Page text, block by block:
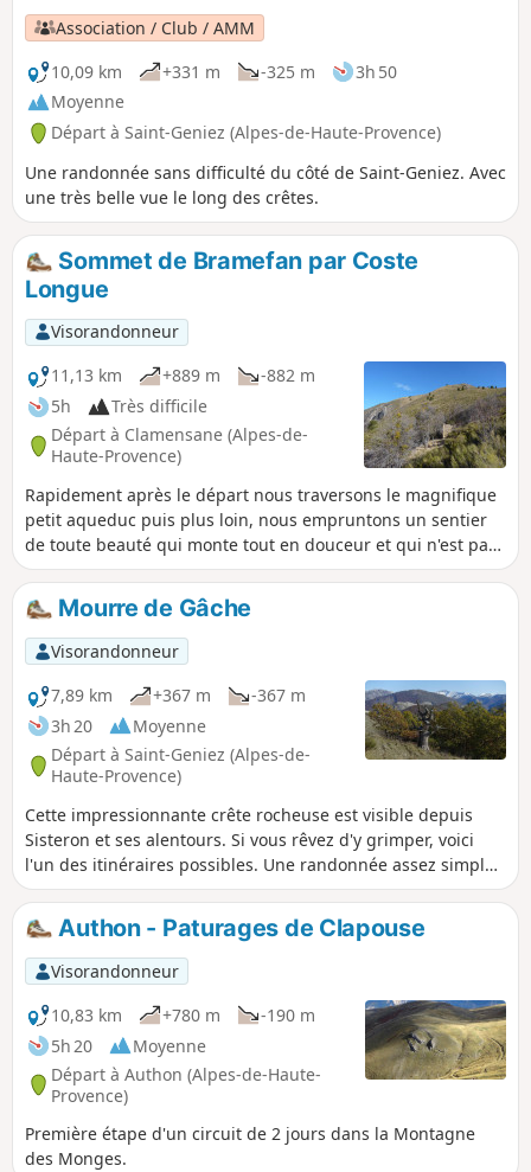
Association / Club / AMM
10,09 km
+331 m -325 m
3h 50
Moyenne
Départ à Saint-Geniez (Alpes-de-Haute-Provence)
Une randonnée sans difficulté du côté de Saint-Geniez. Avec
une très belle vue le long des crêtes.
Sommet de Bramefan par Coste
Longue
Visorandonneur
11,13 km
+889 m
-882 m
5h
Très difficile
Départ à Clamensane (Alpes-de-
Haute-Provence)
Rapidement après le départ nous traversons le magnifique
petit aqueduc puis plus loin, nous empruntons un sentier
de toute beauté qui monte tout en douceur et qui n'est pas
référencé sur les cartes IGN sur les 2/3 du dénivelé. Dans
chaque éclaircie de la forêt, nous profitons du belles vues
sur le vallon des Graves et le vallon de Vermeil et profitons
d'un vue panoramique au sommet depuis le Mont Ventoux
d'un côté jusqu'au massif des Écrins.
Mourre de Gâche
Visorandonneur
7,89 km
+367 m
-367 m
3h 20
Moyenne
Départ à Saint-Geniez (Alpes-de-
Haute-Provence)
Cette impressionnante crête rocheuse est visible depuis
Sisteron et ses alentours. Si vous rêvez d'y grimper, voici
l'un des itinéraires possibles. Une randonnée assez simple
mais qui jouit d'une vue exceptionnelle sur les montagnes,
la vallée du Sasse et de la Durance.
Authon - Paturages de Clapouse
Visorandonneur
10,83 km
+780 m
-190 m
5h 20
Moyenne
Départ à Authon (Alpes-de-Haute-
Provence)
Première étape d'un circuit de 2 jours dans la Montagne
des Monges.